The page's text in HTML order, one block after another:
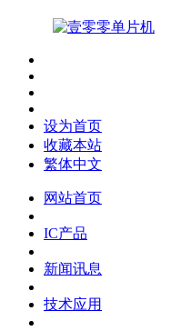
设为首页
收藏本站
繁体中文
网站首页
IC产品
新闻讯息
技术应用